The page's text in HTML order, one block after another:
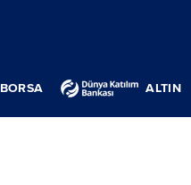
BORSA ALTIN